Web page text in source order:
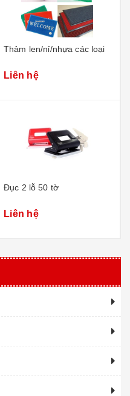
Thảm len/nỉ/nhựa các loại
Liên hệ
Đục 2 lỗ 50 tờ
Liên hệ